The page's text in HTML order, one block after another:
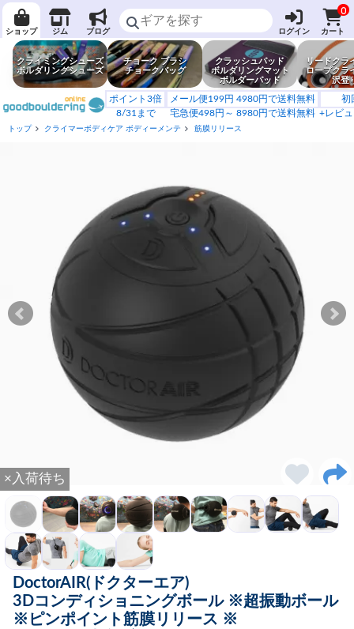
ショップ ジム ブログ ログイン
0
カート
クライミングシューズ
ボルダリングシューズ
チョーク ブラシ
チョークバッグ
クラッシュパッド
ボルダリングマット
ボルダーパッド
リードクラ
ロープクラ
沢登
ポイント3倍
8/31まで
メール便199円 4980円で送料無料
宅急便498円～ 8980円で送料無料
初
+レビ
トップ クライマーボディケア ボディーメンテ 筋膜リリース
×入荷待ち
DoctorAIR(ドクターエア)
3Dコンディショニングボール ※超振動ボール
※ピンポイント筋膜リリース ※